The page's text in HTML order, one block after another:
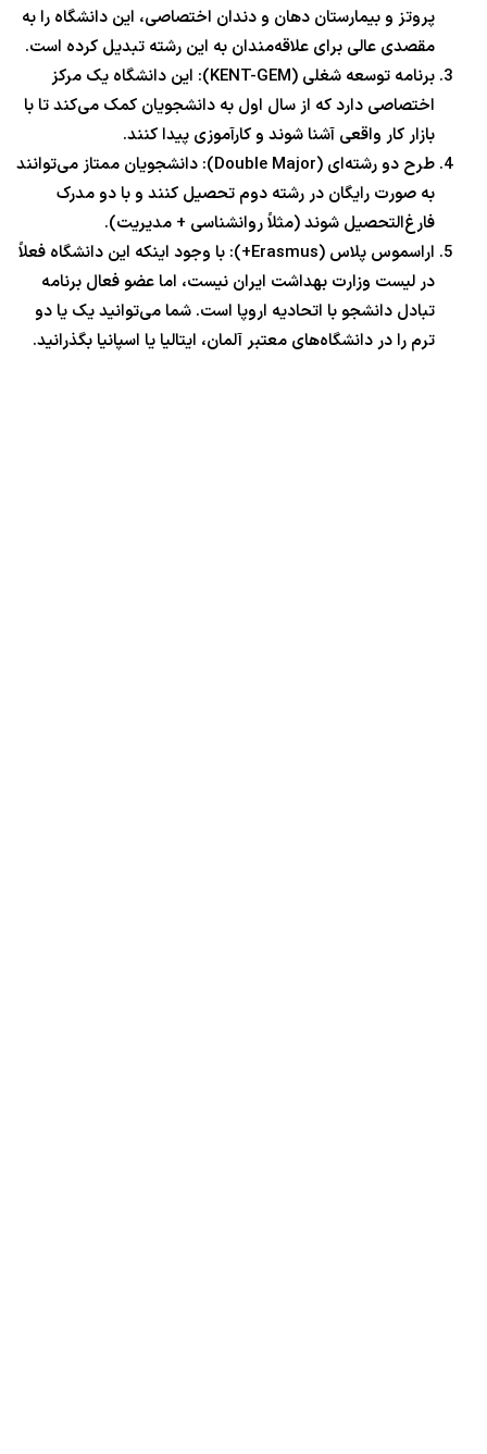
پروتز و بیمارستان دهان و دندان اختصاصی، این دانشگاه را به
مقصدی عالی برای علاقه‌مندان به این رشته تبدیل کرده است.
برنامه توسعه شغلی (KENT-GEM): این دانشگاه یک مرکز
اختصاصی دارد که از سال اول به دانشجویان کمک می‌کند تا با
بازار کار واقعی آشنا شوند و کارآموزی پیدا کنند.
طرح دو رشته‌ای (Double Major): دانشجویان ممتاز می‌توانند
به صورت رایگان در رشته دوم تحصیل کنند و با دو مدرک
فارغ‌التحصیل شوند (مثلاً روانشناسی + مدیریت).
اراسموس پلاس (Erasmus+): با وجود اینکه این دانشگاه فعلاً
در لیست وزارت بهداشت ایران نیست، اما عضو فعال برنامه
تبادل دانشجو با اتحادیه اروپا است. شما می‌توانید یک یا دو
ترم را در دانشگاه‌های معتبر آلمان، ایتالیا یا اسپانیا بگذرانید.